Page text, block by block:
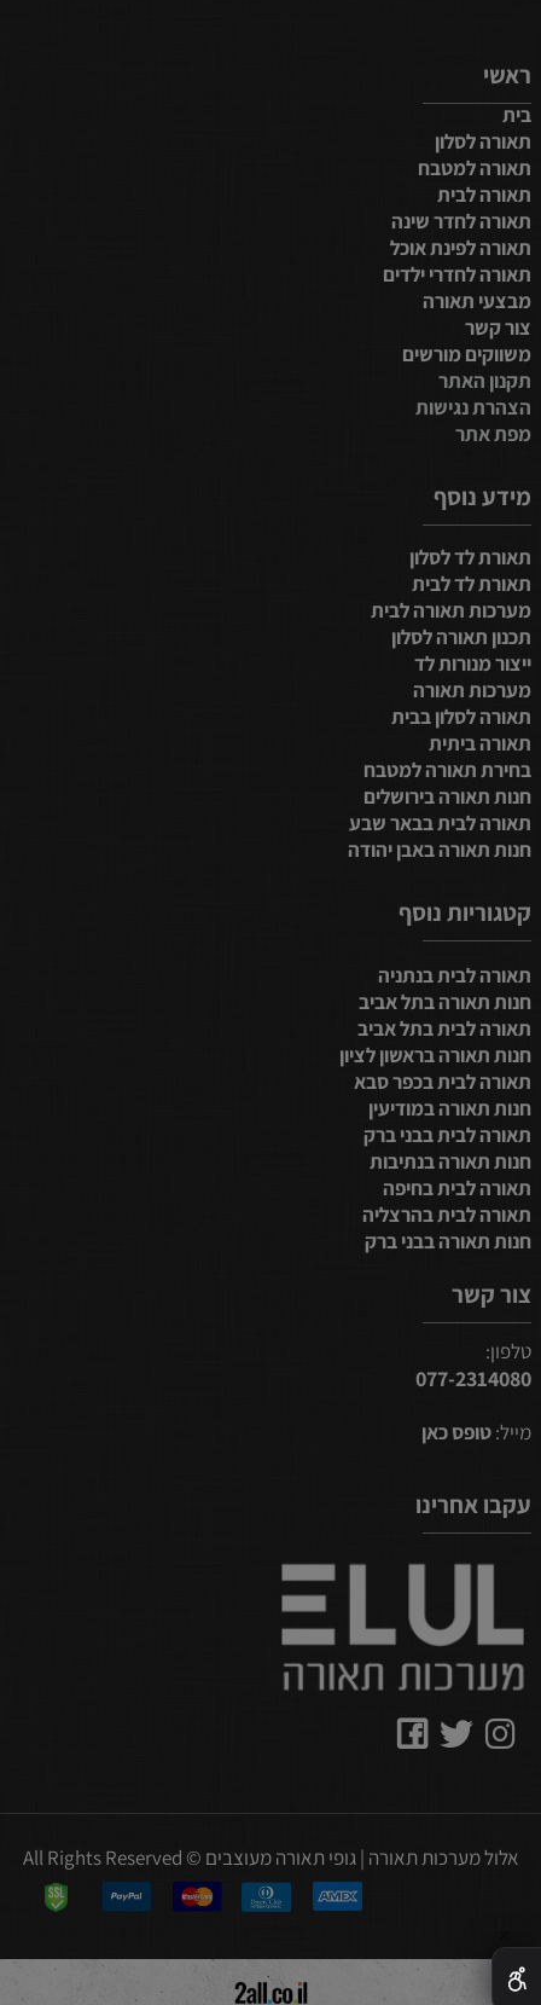
ראשי
בית
תאורה לסלון
תאורה למטבח
תאורה לבית
תאורה לחדר שינה
תאורה לפינת אוכל
תאורה לחדרי ילדים
מבצעי תאורה
צור קשר
משווקים מורשים
תקנון האתר
הצהרת נגישות
מפת אתר
מידע נוסף
תאורת לד לסלון
תאורת לד לבית
מערכות תאורה לבית
תכנון תאורה לסלון
ייצור מנורות לד
מערכות תאורה
תאורה לסלון בבית
תאורה ביתית
בחירת תאורה למטבח
חנות תאורה בירושלים
תאורה לבית בבאר שבע
חנות תאורה באבן יהודה
קטגוריות נוסף
תאורה לבית בנתניה
חנות תאורה בתל אביב
תאורה לבית בתל אביב
חנות תאורה בראשון לציון
תאורה לבית בכפר סבא
חנות תאורה במודיעין
תאורה לבית בבני ברק
חנות תאורה בנתיבות
תאורה לבית בחיפה
תאורה לבית בהרצליה
חנות תאורה בבני ברק
צור קשר
טלפון:
077-2314080
מייל:טופס כאן
עקבו אחרינו
אלול מערכות תאורה | גופי תאורה מעוצבים © All Rights Reserved